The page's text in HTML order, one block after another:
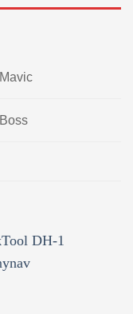
Mavic
Boss